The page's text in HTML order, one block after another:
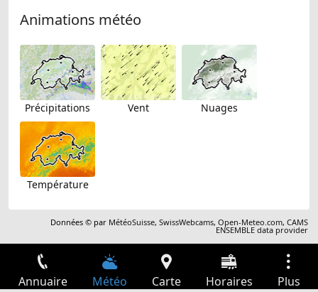
Animations météo
Précipitations Vent Nuages
Température
Données © par MétéoSuisse,SwissWebcams,Open-Meteo.com,CAMS
ENSEMBLE data provider
Annuaire Météo Carte Horaires Plus